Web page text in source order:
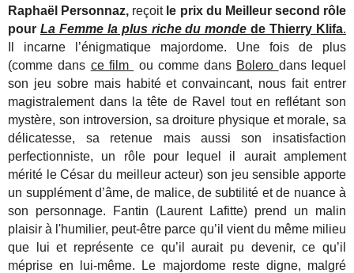
Raphaël Personnaz, reçoit le prix du Meilleur second rôle
pour La Femme la plus riche du mondede Thierry Klifa.
Il incarne l’énigmatique majordome. Une fois de plus
(comme dans ce film ou comme dans Bolero dans lequel
son jeu sobre mais habité et convaincant, nous fait entrer
magistralement dans la tête de Ravel tout en reflétant son
mystère, son introversion, sa droiture physique et morale, sa
délicatesse, sa retenue mais aussi son insatisfaction
perfectionniste, un rôle pour lequel il aurait amplement
mérité le César du meilleur acteur) son jeu sensible apporte
un supplément d’âme, de malice, de subtilité et de nuance à
son personnage. Fantin (Laurent Lafitte) prend un malin
plaisir à l'humilier, peut-être parce qu’il vient du même milieu
que lui et représente ce qu’il aurait pu devenir, ce qu’il
méprise en lui-même. Le majordome reste digne, malgré